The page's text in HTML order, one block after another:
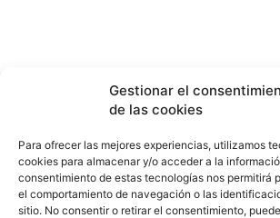
Gestionar el
de las cookies
Para ofrecer las mejores experiencias, utilizamos
cookies para almacenar y/o acceder a la
consentimiento de estas tecnologías nos permitirá
el comportamiento de navegación o las
sitio. No consentir o retirar el consentimiento,